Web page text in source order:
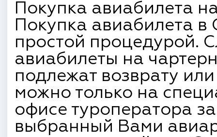
Покупка авиабилета
Покупка авиабилета в
простой процедурой.
авиабилеты на
подлежат возврату
можно только на
офисе туроператора
выбранный Вами